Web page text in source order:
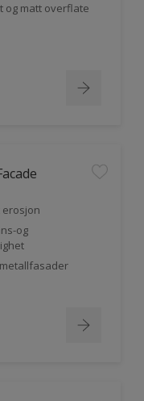
og matt overflate
erosjon
og